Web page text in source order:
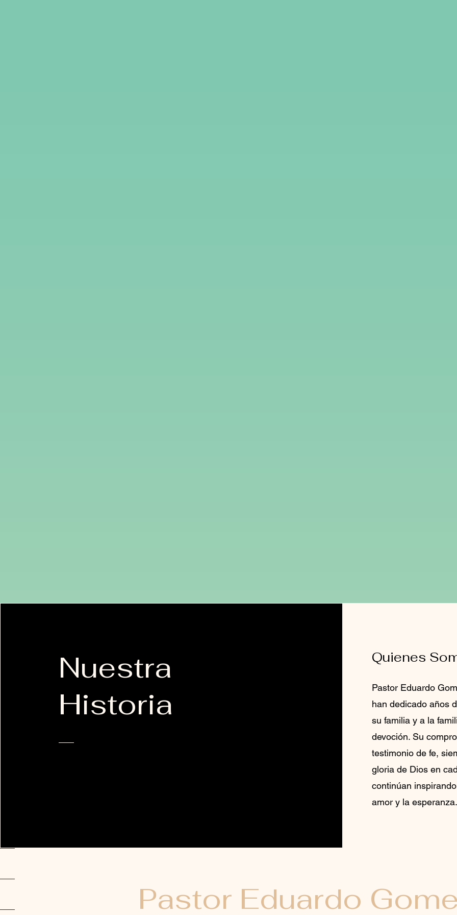
Nuestra
Historia
Quienes
Pastor Eduardo
han dedicado años
su familia y a la
devoción. Su
testimonio de fe,
gloria de Dios en
continúan
amor y la
Pastor Eduardo